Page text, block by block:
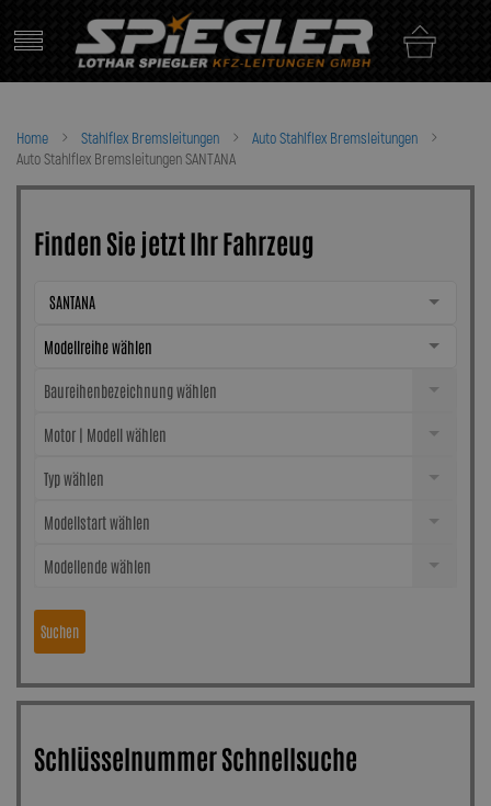
content
Home Stahlflex Bremsleitungen
Auto Stahlflex Bremsleitungen
Auto Stahlflex Bremsleitungen SANTANA
Finden Sie jetzt Ihr Fahrzeug
SANTANA
Modellreihe wählen
Baureihenbezeichnung wählen
Motor | Modell wählen
Typ wählen
Modellstart wählen
Modellende wählen
Suchen
Schlüsselnummer Schnellsuche